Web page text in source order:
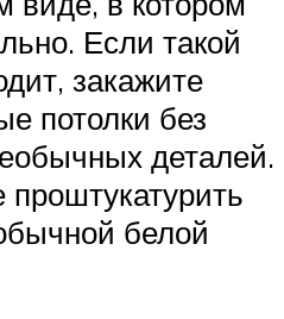
Если такой
закажите
потолки без
деталей.
белой